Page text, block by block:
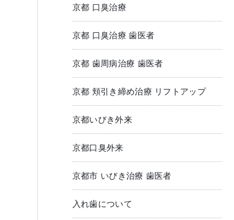
京都 口臭治療
京都 口臭治療 歯医者
京都 歯周病治療 歯医者
京都 頬引き締め治療 リフトアップ
京都いびき外来
京都口臭外来
京都市 いびき治療 歯医者
入れ歯について